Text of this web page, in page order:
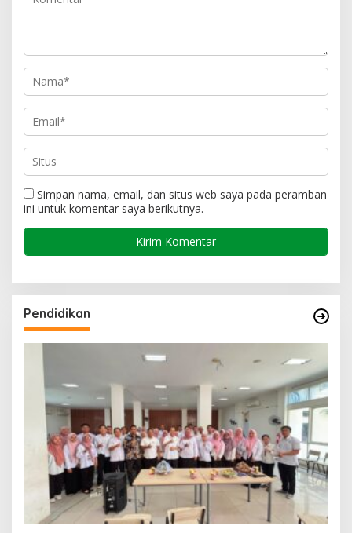
Simpan nama, email, dan situs web saya pada peramban
ini untuk komentar saya berikutnya.
Pendidikan